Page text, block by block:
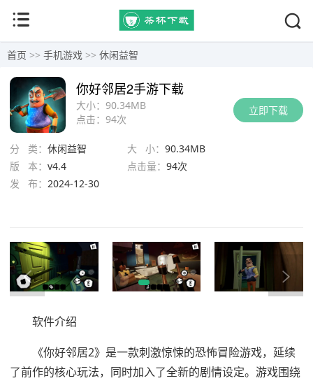
首页 >> 手机游戏 >> 休闲益智
立即下载
大小： 90.34MB
点击： 94次
你好邻居2手游下载
分 类： 休闲益智 大 小： 90.34MB
版 本： v4.4 点击量： 94次
发 布： 2024-12-30
软件介绍
《你好邻居2》是一款刺激惊悚的恐怖冒险游戏，延续
了前作的核心玩法，同时加入了全新的剧情设定。游戏围绕